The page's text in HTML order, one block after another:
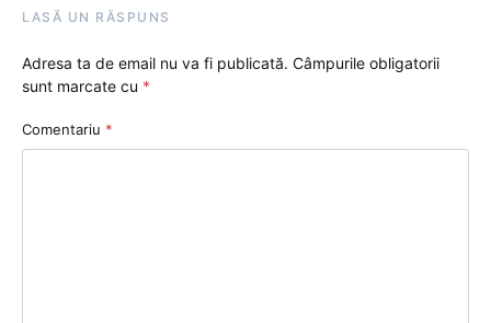
LASĂ UN RĂSPUNS
Adresa ta de email nu va fi publicată. Câmpurile obligatorii
sunt marcate cu *
Comentariu *